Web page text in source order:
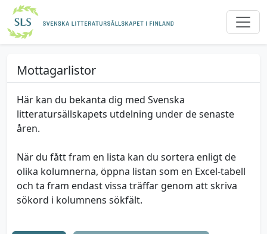
Mottagarlistor
Här kan du bekanta dig med Svenska
litteratursällskapets utdelning under de senaste
åren.
När du fått fram en lista kan du sortera enligt de
olika kolumnerna, öppna listan som en Excel-tabell
och ta fram endast vissa träffar genom att skriva
sökord i kolumnens sökfält.